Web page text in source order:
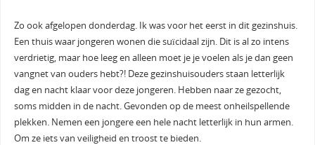
Zo ook afgelopen donderdag. Ik was voor het eerst in dit gezinshuis.
Een thuis waar jongeren wonen die suïcidaal zijn. Dit is al zo intens
verdrietig, maar hoe leeg en alleen moet je je voelen als je dan geen
vangnet van ouders hebt?! Deze gezinshuisouders staan letterlijk
dag en nacht klaar voor deze jongeren. Hebben naar ze gezocht,
soms midden in de nacht. Gevonden op de meest onheilspellende
plekken. Nemen een jongere een hele nacht letterlijk in hun armen.
Om ze iets van veiligheid en troost te bieden.